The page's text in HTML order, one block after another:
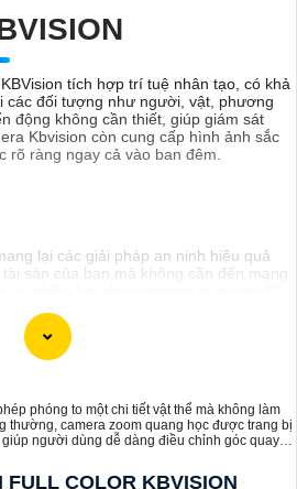
tích hợp trí tuệ nhân tạo, có khả
các đối tượng như người, vật, phương
động không cần thiết, giúp giám sát
Kbvision còn cung cấp hình ảnh sắc
rõ ràng ngay cả vào ban đêm.
lại các giải pháp an ninh hiệu quả
sản của bạn mà không cần đến mạng
phóng to một chi tiết vật thể mà không làm
thường, camera zoom quang học được trang bị
người dùng dễ dàng điều chỉnh góc quay
FULL COLOR KBVISION